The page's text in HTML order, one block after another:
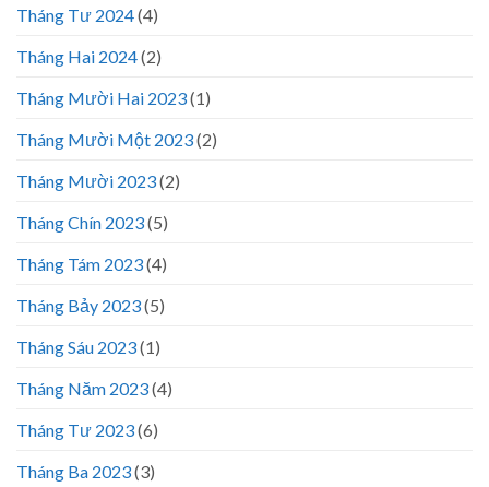
Tháng Tư 2024(4)
Tháng Hai 2024(2)
Tháng Mười Hai 2023(1)
Tháng Mười Một 2023(2)
Tháng Mười 2023(2)
Tháng Chín 2023(5)
Tháng Tám 2023(4)
Tháng Bảy 2023(5)
Tháng Sáu 2023(1)
Tháng Năm 2023(4)
Tháng Tư 2023(6)
Tháng Ba 2023(3)